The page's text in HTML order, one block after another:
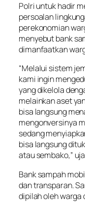
Polri untuk hadir
persoalan
perekonomian
menyebut bank
dimanfaatkan
“Melalui sistem
kami ingin
yang dikelola
melainkan aset
bisa langsung
mengonversinya
sedang
bisa langsung
atau sembako,”
Bank sampah
dan transparan.
dipilah oleh warga